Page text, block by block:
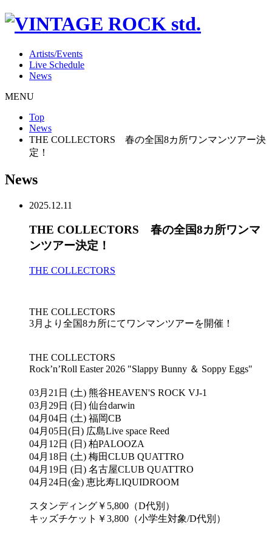
Artists/Events
Live Schedule
News
MENU
Top
News
THE COLLECTORS 春の全国8カ所ワンマンツアー決
定！
News
2025.12.11
THE COLLECTORS 春の全国8カ所ワンマ
ンツアー決定！
THE COLLECTORS
THE COLLECTORS
3月より全国8カ所にてワンマンツアーを開催！
THE COLLECTORS
Rock’n’Roll Easter 2026 "Slappy Bunny ＆ Soppy Eggs"
03月21日 (土) 熊谷HEAVEN'S ROCK VJ-1
03月29日 (日) 仙台darwin
04月04日 (土) 福岡CB
04月05日(日) 広島Live space Reed
04月12日 (日) 柏PALOOZA
04月18日 (土) 梅田CLUB QUATTRO
04月19日 (日) 名古屋CLUB QUATTRO
04月24日(金) 恵比寿LIQUIDROOM
スタンディング￥5,800（D代別）
キッズチケット￥3,800（小学生対象/D代別）